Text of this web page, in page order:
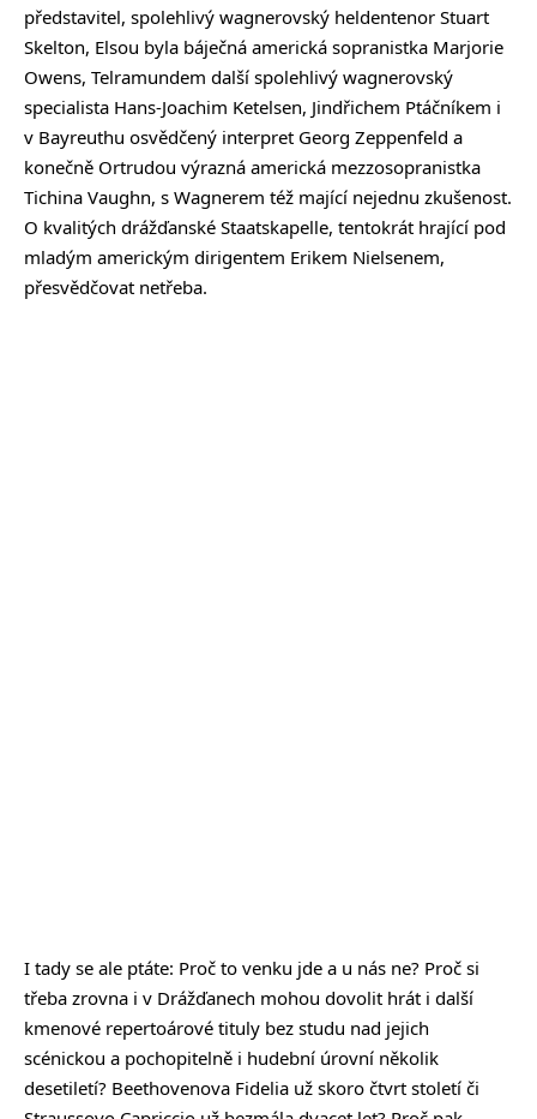
představitel, spolehlivý wagnerovský heldentenor Stuart
Skelton, Elsou byla báječná americká sopranistka Marjorie
Owens, Telramundem další spolehlivý wagnerovský
specialista Hans-Joachim Ketelsen, Jindřichem Ptáčníkem i
v Bayreuthu osvědčený interpret Georg Zeppenfeld a
konečně Ortrudou výrazná americká mezzosopranistka
Tichina Vaughn, s Wagnerem též mající nejednu zkušenost.
O kvalitých drážďanské Staatskapelle, tentokrát hrající pod
mladým americkým dirigentem Erikem Nielsenem,
přesvědčovat netřeba.
I tady se ale ptáte: Proč to venku jde a u nás ne? Proč si
třeba zrovna i v Drážďanech mohou dovolit hrát i další
kmenové repertoárové tituly bez studu nad jejich
scénickou a pochopitelně i hudební úrovní několik
desetiletí? Beethovenova Fidelia už skoro čtvrt století či